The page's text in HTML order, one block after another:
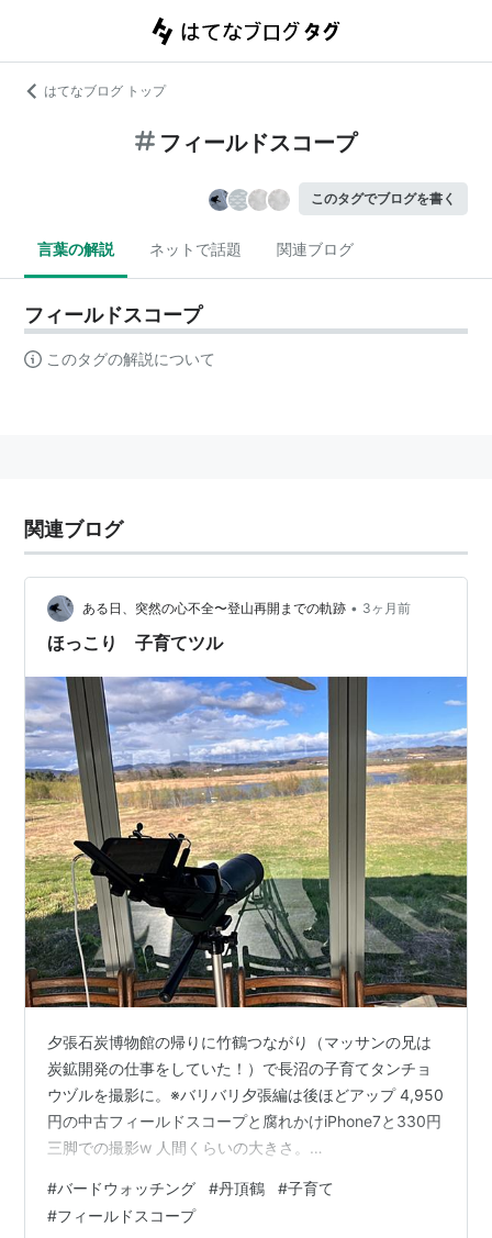
はてなブログ トップ
フィールドスコープ
このタグでブログを書く
言葉の解説 ネットで話題 関連ブログ
フィールドスコープ
このタグの解説について
関連ブログ
ある日、突然の心不全〜登山再開までの軌跡 • 3ヶ月前
ほっこり 子育てツル
夕張石炭博物館の帰りに竹鶴つながり（マッサンの兄は
炭鉱開発の仕事をしていた！）で長沼の子育てタンチョ
ウヅルを撮影に。※バリバリ夕張編は後ほどアップ 4,950
円の中古フィールドスコープと腐れかけiPhone7と330円
三脚での撮影w 人間くらいの大きさ。
は3羽もいましたよ！夫婦と子供かな？そして母さんは巣
から離れず首だけキョロキョロ！ほんとに卵抱いてるか
#バードウォッチング #丹頂鶴 #子育て
#フィールドスコープ